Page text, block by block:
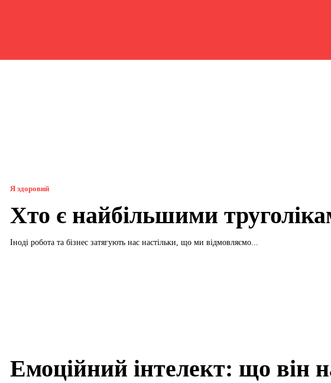
Я здоровий
Хто є найбільшими
Іноді робота та бізнес затягують нас настільки, що ми відмовляємо...
Емоційний інтелект: що він